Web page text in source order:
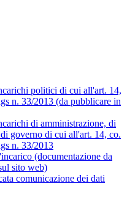
politici di cui all'art. 14,
n. 33/2013 (da pubblicare in
di amministrazione, di
governo di cui all'art. 14, co.
n. 33/2013
(documentazione da
sito web)
comunicazione dei dati